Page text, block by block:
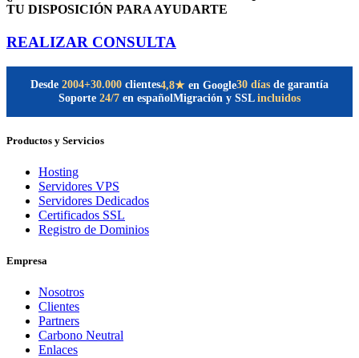
TU DISPOSICIÓN PARA AYUDARTE
REALIZAR CONSULTA
Desde 2004+30.000 clientes4,8★ en Google30 días de garantía
Soporte 24/7 en españolMigración y SSL incluidos
Productos y Servicios
Hosting
Servidores VPS
Servidores Dedicados
Certificados SSL
Registro de Dominios
Empresa
Nosotros
Clientes
Partners
Carbono Neutral
Enlaces